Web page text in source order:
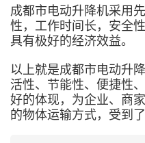
成都市电动升降机采用
性，工作时间长，安全
具有极好的经济效益。
以上就是成都市电动升
活性、节能性、便捷性
好的体现，为企业、商
的物体运输方式，受到